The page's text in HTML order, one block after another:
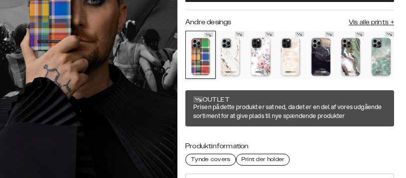
Andre desings Vis alle prints +
OUTLET
Prisen på dette produkt er sat ned, da det er en del af vores udgående
sortiment for at give plads til nye spændende produkter
Produktinformation
Tynde covers Print der holder